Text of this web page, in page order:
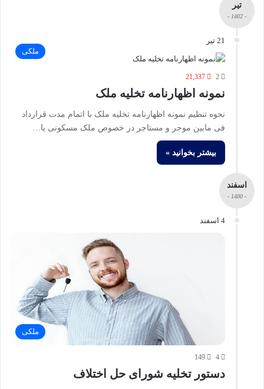
تیر
- 1402 -
21 تیر
ملکی
2
21,337
نمونه اظهارنامه تخلیه ملک
نحوه تنظیم نمونه اظهارنامه تخلیه ملک با اتمام مدت قرارداد
فی مابین موجر و مستاجر در خصوص ملک مسکونی یا…
بیشتر بخوانید »
اسفند
- 1400 -
4 اسفند
ملکی
4
149
دستور تخلیه شورای حل اختلاف